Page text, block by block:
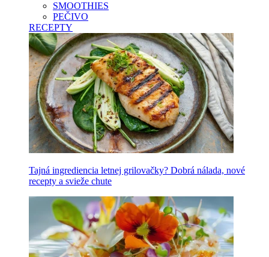
SMOOTHIES
PEČIVO
RECEPTY
Tajná ingrediencia letnej grilovačky? Dobrá nálada, nové
recepty a svieže chute